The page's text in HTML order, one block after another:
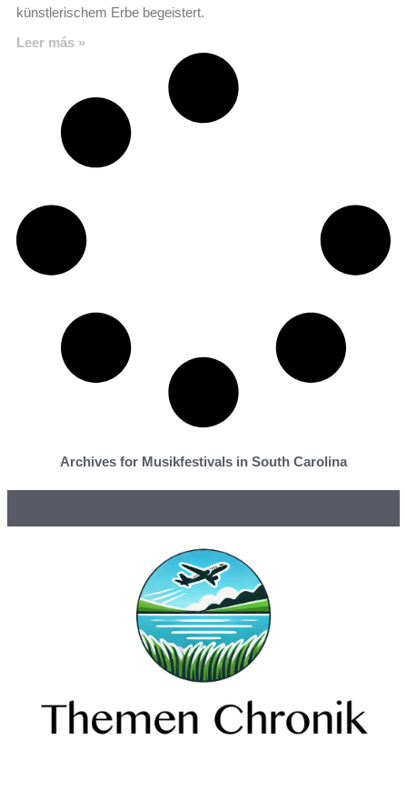
künstlerischem Erbe begeistert.
Leer más »
Archives for Musikfestivals in South Carolina